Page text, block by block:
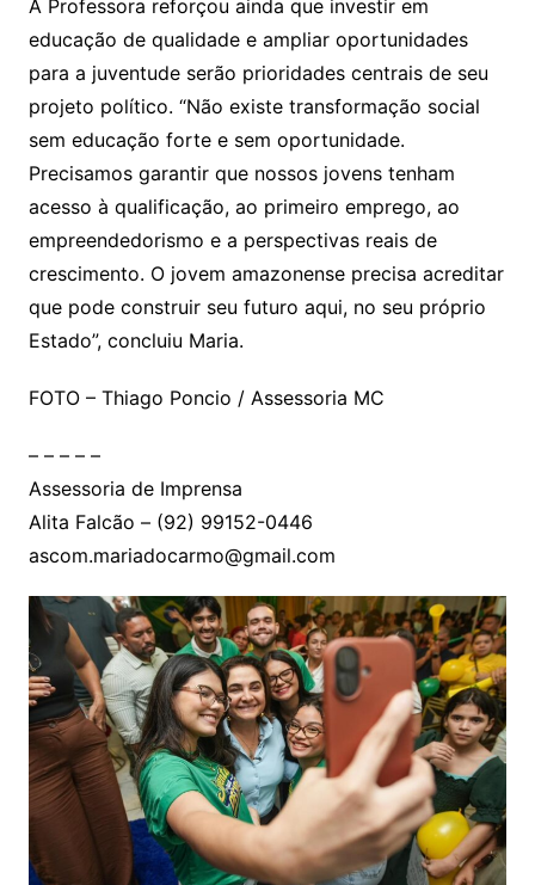
A Professora reforçou ainda que investir em
educação de qualidade e ampliar oportunidades
para a juventude serão prioridades centrais de seu
projeto político. “Não existe transformação social
sem educação forte e sem oportunidade.
Precisamos garantir que nossos jovens tenham
acesso à qualificação, ao primeiro emprego, ao
empreendedorismo e a perspectivas reais de
crescimento. O jovem amazonense precisa acreditar
que pode construir seu futuro aqui, no seu próprio
Estado”, concluiu Maria.
FOTO – Thiago Poncio / Assessoria MC
– – – – –
Assessoria de Imprensa
Alita Falcão – (92) 99152-0446
ascom.mariadocarmo@gmail.com